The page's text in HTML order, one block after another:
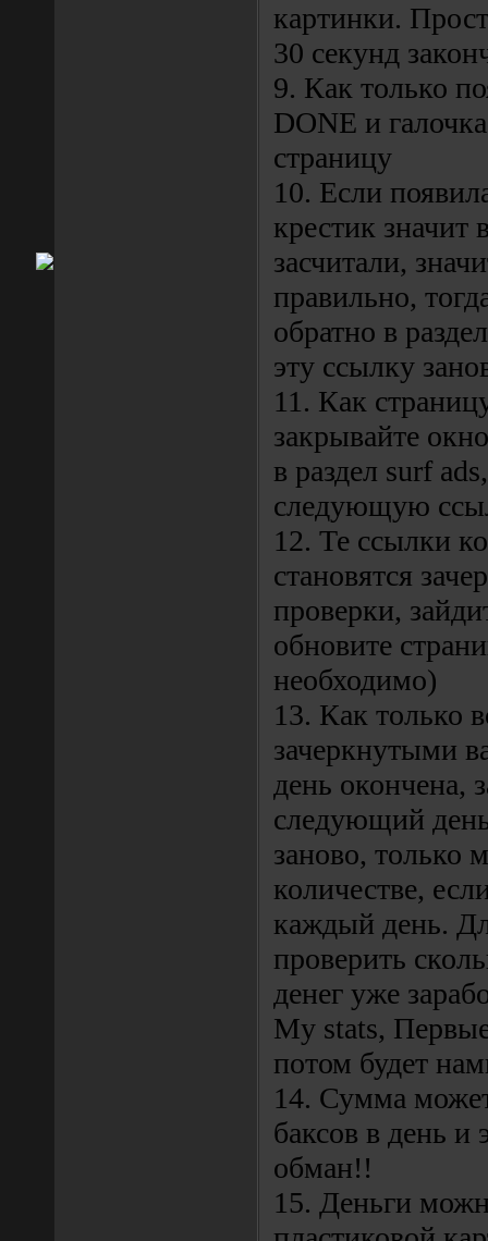
картинки.
30 секунд
9. Как только
DONE и
страницу
10. Если
крестик значит
засчитали,
правильно,
обратно в
эту ссылку
11. Как
закрывайте
в раздел surf
следующую
12. Те ссылки
становятся
проверки,
обновите
необходимо)
13. Как только
зачеркнутыми
день окончена,
следующий
заново, только
количестве,
каждый день.
проверить
денег уже
My stats,
потом будет
14. Сумма
баксов в день и
обман!!
15. Деньги